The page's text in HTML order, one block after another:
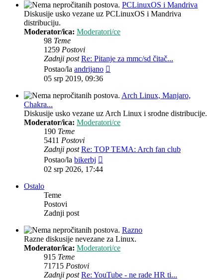
PCLinuxOS i Mandriva
Diskusije usko vezane uz PCLinuxOS i Mandriva
distribuciju.
Moderator/ica: Moderatori/ce
98 Teme
1259 Postovi
Zadnji post Re: Pitanje za mmc/sd čitač...
Postao/la andrijano
05 srp 2019, 09:36
Arch Linux, Manjaro,
Chakra...
Diskusije usko vezane uz Arch Linux i srodne distribucije.
Moderator/ica: Moderatori/ce
190 Teme
5411 Postovi
Zadnji post Re: TOP TEMA: Arch fan club
Postao/la bikerbj
02 srp 2026, 17:44
Ostalo
Teme
Postovi
Zadnji post
Razno
Razne diskusije nevezane za Linux.
Moderator/ica: Moderatori/ce
915 Teme
71715 Postovi
Zadnji post Re: YouTube - ne rade HR ti...